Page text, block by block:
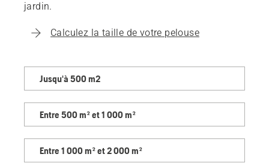
jardin.
Calculez la taille de votre pelouse
Indiquez
la
taille
pelouse
et
Jusqu'à 500 m2
Entre 500 m² et 1 000 m²
Entre 1 000 m² et 2 000 m²